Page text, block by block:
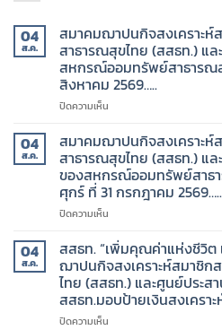
04
ส.ค.
สมาคมฌาปนกิจสงเคราะ
สาธารณสุขไทย (สสธท.) แ
สหกรณ์ออมทรัพย์สาธารณ
สิงหาคม 2569…..
ปิดความเห็น
ฌาปนกิจ
สงเคราะห์
สมาชิก
สหกรณ์
ออม
ไทย
(สสธท.)
และ
กองทุน
สวัสดิการ
04
ส.ค.
สมาคมฌาปนกิจสงเคราะ
สาธารณสุขไทย (สสธท.) แ
ของสหกรณ์ออมทรัพย์สาธ
ศุกร์ ที่ 31 กรกฎาคม 2569…..
ปิดความเห็น
ฌาปนกิจ
สงเคราะห์
สมาชิก
สหกรณ์
ออม
04
ส.ค.
สสธท. “เพิ่มคุณค่าแห่งชีวิ
ฌาปนกิจสงเคราะห์สมาชิ
ไทย (สสธท.) และศูนย์ประ
สสธท.มอบป้ายเงินสงเครา
ปิดความเห็น